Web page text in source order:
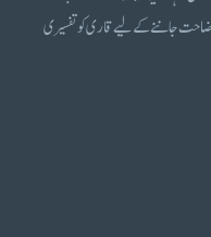
جاننے کے لیے قاری کو تفسیری